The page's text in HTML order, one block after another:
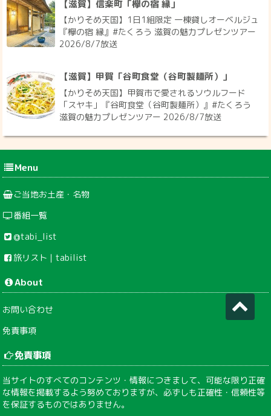
【滋賀】信楽町「欅の宿 縁」
【かりそめ天国】1日1組限定 一棟貸しオーベルジュ
『欅の宿 縁』#たくろう 滋賀の魅力プレゼンツアー
2026/8/7放送
【滋賀】甲賀「谷町食堂（谷町製麺所）」
【かりそめ天国】甲賀市で愛されるソウルフード
「スヤキ」『谷町食堂（谷町製麺所）』#たくろう
滋賀の魅力プレゼンツアー 2026/8/7放送
Menu
ご当地お土産・名物
番組一覧
@tabi_list
旅リスト｜tabilist
About
お問い合わせ
免責事項
免責事項
当サイトのすべてのコンテンツ・情報につきまして、可能な限り正確
な情報を掲載するよう努めておりますが、必ずしも正確性・信頼性等
を保証するものではありません。